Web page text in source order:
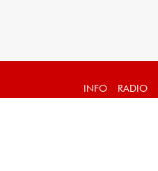
INFO RADIO